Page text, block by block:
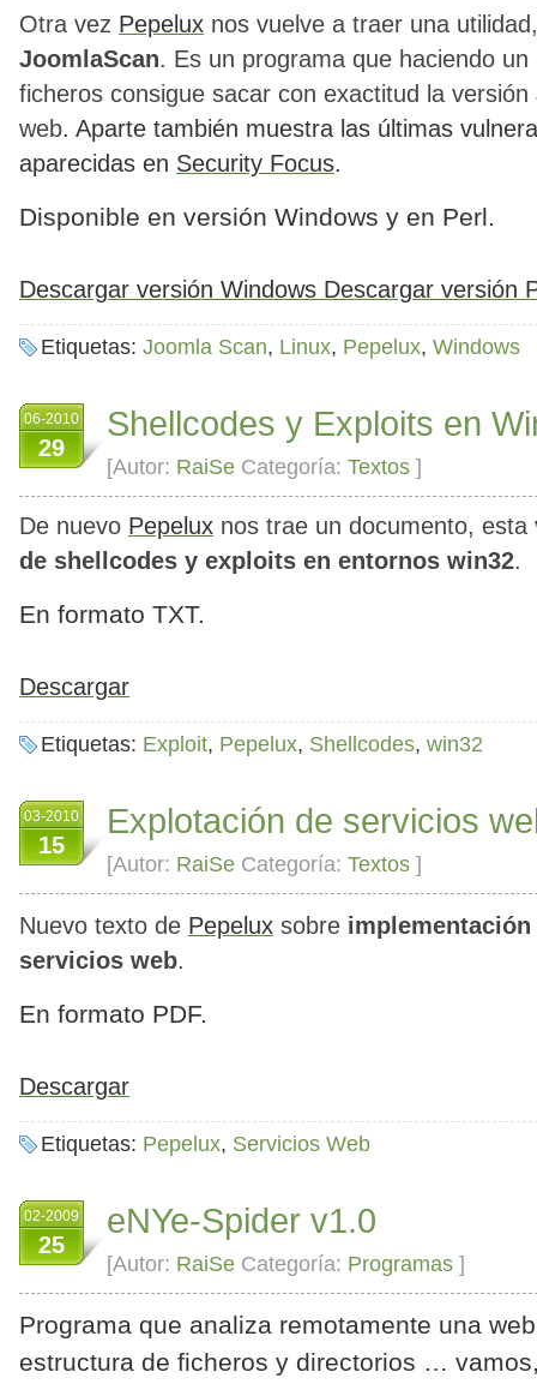
Otra vez Pepelux nos vuelve a traer una
JoomlaScan. Es un programa que haciendo
ficheros consigue sacar con exactitud la versión
web. Aparte también muestra las últimas
aparecidas en Security Focus.
Disponible en versión Windows y en Perl.
Descargar versión Windows Descargar versión
Etiquetas: Joomla Scan, Linux, Pepelux, Windows
06-2010
29
Shellcodes y Exploits en
[Autor: RaiSe Categoría: Textos ]
De nuevo Pepelux nos trae un documento,
de shellcodes y exploits en entornos win32.
En formato TXT.
Descargar
Etiquetas: Exploit, Pepelux, Shellcodes, win32
03-2010
15
Explotación de servicios
[Autor: RaiSe Categoría: Textos ]
Nuevo texto de Pepelux sobre
servicios web.
En formato PDF.
Descargar
Etiquetas: Pepelux, Servicios Web
02-2009
25
eNYe-Spider v1.0
[Autor: RaiSe Categoría: Programas ]
Programa que analiza remotamente una
estructura de ficheros y directorios …